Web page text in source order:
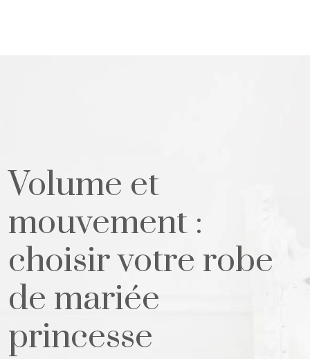
Volume et
mouvement :
choisir votre robe
de mariée
princesse